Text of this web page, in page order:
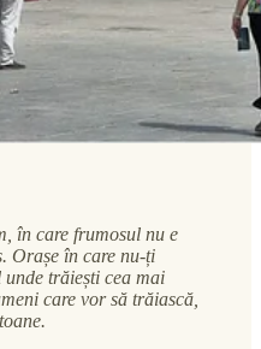
în care frumosul nu e
Orașe în care nu-ți
trăiești cea mai
care vor să trăiască,